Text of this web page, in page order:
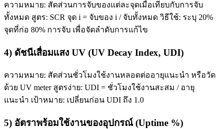
ความหมาย: สัดส่วนการจับของแต่ละจุดเมื่อเทียบกับการจับ
ทั้งหมด สูตร: SCR จุด i = จับของ i / จับทั้งหมด วิธีใช้: ระบุ 20%
จุดที่ก่อ 80% การจับ เพื่อจัดลำดับการแก้ไข
4) ดัชนีเสื่อมแสง UV (UV Decay Index, UDI)
ความหมาย: สัดส่วนชั่วโมงใช้งานหลอดต่ออายุแนะนำ หรือวัด
ด้วย UV meter สูตรง่าย: UDI = ชั่วโมงใช้งานสะสม / อายุ
แนะนำ เป้าหมาย: เปลี่ยนก่อน UDI ถึง 1.0
5) อัตราพร้อมใช้งานของอุปกรณ์ (Uptime %)